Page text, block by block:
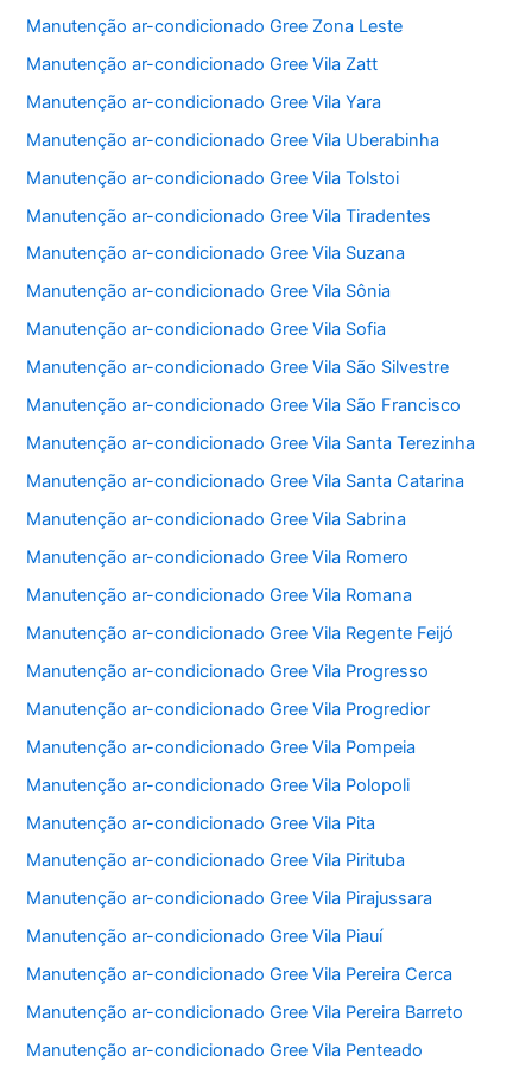
Manutenção ar-condicionado Gree Zona Leste
Manutenção ar-condicionado Gree Vila Zatt
Manutenção ar-condicionado Gree Vila Yara
Manutenção ar-condicionado Gree Vila Uberabinha
Manutenção ar-condicionado Gree Vila Tolstoi
Manutenção ar-condicionado Gree Vila Tiradentes
Manutenção ar-condicionado Gree Vila Suzana
Manutenção ar-condicionado Gree Vila Sônia
Manutenção ar-condicionado Gree Vila Sofia
Manutenção ar-condicionado Gree Vila São Silvestre
Manutenção ar-condicionado Gree Vila São Francisco
Manutenção ar-condicionado Gree Vila Santa Terezinha
Manutenção ar-condicionado Gree Vila Santa Catarina
Manutenção ar-condicionado Gree Vila Sabrina
Manutenção ar-condicionado Gree Vila Romero
Manutenção ar-condicionado Gree Vila Romana
Manutenção ar-condicionado Gree Vila Regente Feijó
Manutenção ar-condicionado Gree Vila Progresso
Manutenção ar-condicionado Gree Vila Progredior
Manutenção ar-condicionado Gree Vila Pompeia
Manutenção ar-condicionado Gree Vila Polopoli
Manutenção ar-condicionado Gree Vila Pita
Manutenção ar-condicionado Gree Vila Pirituba
Manutenção ar-condicionado Gree Vila Pirajussara
Manutenção ar-condicionado Gree Vila Piauí
Manutenção ar-condicionado Gree Vila Pereira Cerca
Manutenção ar-condicionado Gree Vila Pereira Barreto
Manutenção ar-condicionado Gree Vila Penteado